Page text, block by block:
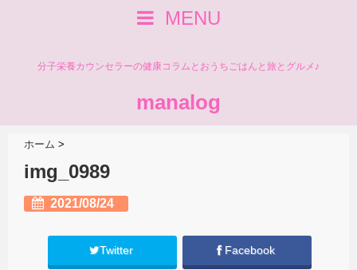
MENU
分子栄養カウンセラーの健康コラムとおうちごはんと旅とグルメ♪
manalog
ホーム >
img_0989
2021/08/24
Twitter Facebook